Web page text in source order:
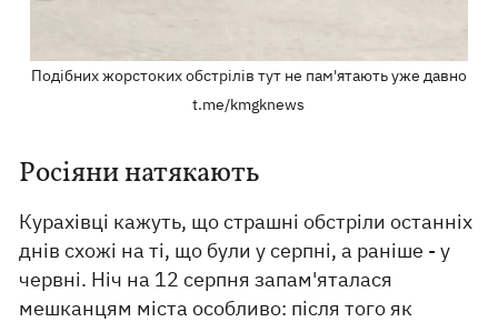
Подібних жорстоких обстрілів тут не пам'ятають уже давно
t.me/kmgknews
Росіяни натякають
Курахівці кажуть, що страшні обстріли останніх
днів схожі на ті, що були у серпні, а раніше - у
червні. Ніч на 12 серпня запам'яталася
мешканцям міста особливо: після того як